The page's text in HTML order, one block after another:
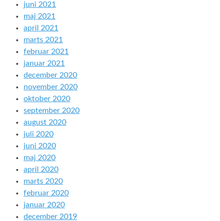
juni 2021
maj 2021
april 2021
marts 2021
februar 2021
januar 2021
december 2020
november 2020
oktober 2020
september 2020
august 2020
juli 2020
juni 2020
maj 2020
april 2020
marts 2020
februar 2020
januar 2020
december 2019